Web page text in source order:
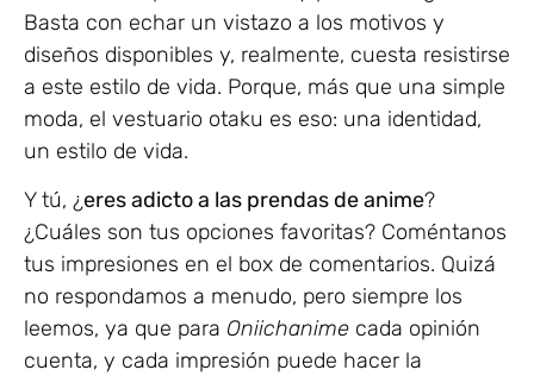
Basta con echar un vistazo a los motivos y
diseños disponibles y, realmente, cuesta resistirse
a este estilo de vida. Porque, más que una simple
moda, el vestuario otaku es eso: una identidad,
un estilo de vida.
Y tú, ¿eres adicto a las prendas de anime?
¿Cuáles son tus opciones favoritas? Coméntanos
tus impresiones en el box de comentarios. Quizá
no respondamos a menudo, pero siempre los
leemos, ya que para Oniichanime cada opinión
cuenta, y cada impresión puede hacer la